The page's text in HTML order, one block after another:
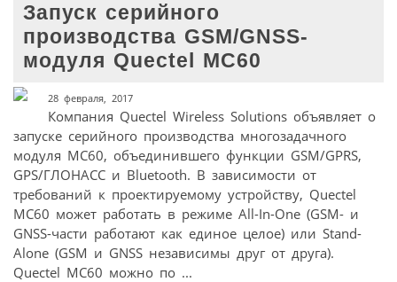
Запуск серийного
производства GSM/GNSS-
модуля Quectel MC60
28 февраля, 2017
Компания Quectel Wireless Solutions объявляет о
запуске серийного производства многозадачного
модуля MC60, объединившего функции GSM/GPRS,
GPS/ГЛОНАСС и Bluetooth. В зависимости от
требований к проектируемому устройству, Quectel
MC60 может работать в режиме All-In-One (GSM- и
GNSS-части работают как единое целое) или Stand-
Alone (GSM и GNSS независимы друг от друга).
Quectel MC60 можно по ...